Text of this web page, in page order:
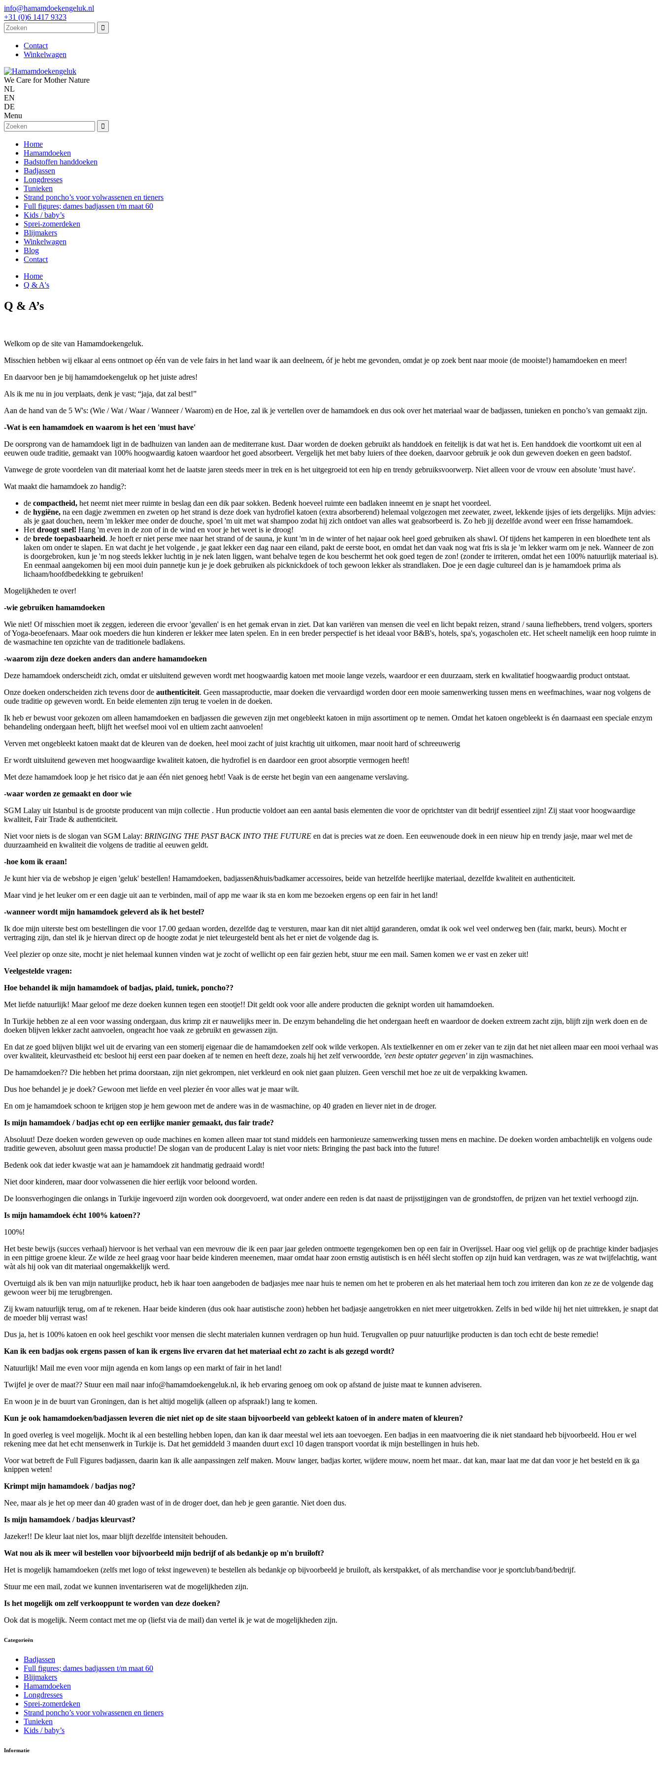
info@hamamdoekengeluk.nl
+31 (0)6 1417 9323
Contact
Winkelwagen
We Care for Mother Nature
NL
EN
DE
Menu
Home
Hamamdoeken
Badstoffen handdoeken
Badjassen
Longdresses
Tunieken
Strand poncho’s voor volwassenen en tieners
Full figures; dames badjassen t/m maat 60
Kids / baby’s
Sprei-zomerdeken
Blijmakers
Winkelwagen
Blog
Contact
Home
Q & A's
Q & A’s
Welkom op de site van Hamamdoekengeluk.
Misschien hebben wij elkaar al eens ontmoet op één van de vele fairs in het land waar ik aan deelneem, óf je hebt me gevonden, omdat je op zoek bent naar mooie (de mooiste!) hamamdoeken en meer!
En daarvoor ben je bij hamamdoekengeluk op het juiste adres!
Als ik me nu in jou verplaats, denk je vast; “jaja, dat zal best!”
Aan de hand van de 5 W's: (Wie / Wat / Waar / Wanneer / Waarom) en de Hoe, zal ik je vertellen over de hamamdoek en dus ook over het materiaal waar de badjassen, tunieken en poncho’s van gemaakt zijn.
-Wat is een hamamdoek en waarom is het een 'must have'
De oorsprong van de hamamdoek ligt in de badhuizen van landen aan de mediterrane kust. Daar worden de doeken gebruikt als handdoek en feitelijk is dat wat het is. Een handdoek die voortkomt uit een al
eeuwen oude traditie, gemaakt van 100% hoogwaardig katoen waardoor het goed absorbeert. Vergelijk het met baby luiers of thee doeken, daarvoor gebruik je ook dun geweven doeken en geen badstof.
Vanwege de grote voordelen van dit materiaal komt het de laatste jaren steeds meer in trek en is het uitgegroeid tot een hip en trendy gebruiksvoorwerp. Niet alleen voor de vrouw een absolute 'must have'.
Wat maakt die hamamdoek zo handig?:
de compactheid, het neemt niet meer ruimte in beslag dan een dik paar sokken. Bedenk hoeveel ruimte een badlaken inneemt en je snapt het voordeel.
de hygiëne, na een dagje zwemmen en zweten op het strand is deze doek van hydrofiel katoen (extra absorberend) helemaal volgezogen met zeewater, zweet, lekkende ijsjes of iets dergelijks. Mijn advies:
als je gaat douchen, neem 'm lekker mee onder de douche, spoel 'm uit met wat shampoo zodat hij zich ontdoet van alles wat geabsorbeerd is. Zo heb jij dezelfde avond weer een frisse hamamdoek.
Het droogt snel! Hang 'm even in de zon of in de wind en voor je het weet is ie droog!
de brede toepasbaarheid. Je hoeft er niet perse mee naar het strand of de sauna, je kunt 'm in de winter of het najaar ook heel goed gebruiken als shawl. Of tijdens het kamperen in een bloedhete tent als
laken om onder te slapen. En wat dacht je het volgende , je gaat lekker een dag naar een eiland, pakt de eerste boot, en omdat het dan vaak nog wat fris is sla je 'm lekker warm om je nek. Wanneer de zon
is doorgebroken, kun je 'm nog steeds lekker luchtig in je nek laten liggen, want behalve tegen de kou beschermt het ook goed tegen de zon! (zonder te irriteren, omdat het een 100% natuurlijk materiaal is).
En eenmaal aangekomen bij een mooi duin pannetje kun je je doek gebruiken als picknickdoek of toch gewoon lekker als strandlaken. Doe je een dagje cultureel dan is je hamamdoek prima als
lichaam/hoofdbedekking te gebruiken!
Mogelijkheden te over!
-wie gebruiken hamamdoeken
Wie niet! Of misschien moet ik zeggen, iedereen die ervoor 'gevallen' is en het gemak ervan in ziet. Dat kan variëren van mensen die veel en licht bepakt reizen, strand / sauna liefhebbers, trend volgers, sporters
of Yoga-beoefenaars. Maar ook moeders die hun kinderen er lekker mee laten spelen. En in een breder perspectief is het ideaal voor B&B's, hotels, spa's, yogascholen etc. Het scheelt namelijk een hoop ruimte in
de wasmachine ten opzichte van de traditionele badlakens.
-waarom zijn deze doeken anders dan andere hamamdoeken
Deze hamamdoek onderscheidt zich, omdat er uitsluitend geweven wordt met hoogwaardig katoen met mooie lange vezels, waardoor er een duurzaam, sterk en kwalitatief hoogwaardig product ontstaat.
Onze doeken onderscheiden zich tevens door de authenticiteit. Geen massaproductie, maar doeken die vervaardigd worden door een mooie samenwerking tussen mens en weefmachines, waar nog volgens de
oude traditie op geweven wordt. En beide elementen zijn terug te voelen in de doeken.
Ik heb er bewust voor gekozen om alleen hamamdoeken en badjassen die geweven zijn met ongebleekt katoen in mijn assortiment op te nemen. Omdat het katoen ongebleekt is én daarnaast een speciale enzym
behandeling ondergaan heeft, blijft het weefsel mooi vol en ultiem zacht aanvoelen!
Verven met ongebleekt katoen maakt dat de kleuren van de doeken, heel mooi zacht of juist krachtig uit uitkomen, maar nooit hard of schreeuwerig
Er wordt uitsluitend geweven met hoogwaardige kwaliteit katoen, die hydrofiel is en daardoor een groot absorptie vermogen heeft!
Met deze hamamdoek loop je het risico dat je aan één niet genoeg hebt! Vaak is de eerste het begin van een aangename verslaving.
-waar worden ze gemaakt en door wie
SGM Lalay uit Istanbul is de grootste producent van mijn collectie . Hun productie voldoet aan een aantal basis elementen die voor de oprichtster van dit bedrijf essentieel zijn! Zij staat voor hoogwaardige
kwaliteit, Fair Trade & authenticiteit.
Niet voor niets is de slogan van SGM Lalay: BRINGING THE PAST BACK INTO THE FUTURE en dat is precies wat ze doen. Een eeuwenoude doek in een nieuw hip en trendy jasje, maar wel met de
duurzaamheid en kwaliteit die volgens de traditie al eeuwen geldt.
-hoe kom ik eraan!
Je kunt hier via de webshop je eigen 'geluk' bestellen! Hamamdoeken, badjassen&huis/badkamer accessoires, beide van hetzelfde heerlijke materiaal, dezelfde kwaliteit en authenticiteit.
Maar vind je het leuker om er een dagje uit aan te verbinden, mail of app me waar ik sta en kom me bezoeken ergens op een fair in het land!
-wanneer wordt mijn hamamdoek geleverd als ik het bestel?
Ik doe mijn uiterste best om bestellingen die voor 17.00 gedaan worden, dezelfde dag te versturen, maar kan dit niet altijd garanderen, omdat ik ook wel veel onderweg ben (fair, markt, beurs). Mocht er
vertraging zijn, dan stel ik je hiervan direct op de hoogte zodat je niet teleurgesteld bent als het er niet de volgende dag is.
Veel plezier op onze site, mocht je niet helemaal kunnen vinden wat je zocht of wellicht op een fair gezien hebt, stuur me een mail. Samen komen we er vast en zeker uit!
Veelgestelde vragen:
Hoe behandel ik mijn hamamdoek of badjas, plaid, tuniek, poncho??
Met liefde natuurlijk! Maar geloof me deze doeken kunnen tegen een stootje!! Dit geldt ook voor alle andere producten die geknipt worden uit hamamdoeken.
In Turkije hebben ze al een voor wassing ondergaan, dus krimp zit er nauwelijks meer in. De enzym behandeling die het ondergaan heeft en waardoor de doeken extreem zacht zijn, blijft zijn werk doen en de
doeken blijven lekker zacht aanvoelen, ongeacht hoe vaak ze gebruikt en gewassen zijn.
En dat ze goed blijven blijkt wel uit de ervaring van een stomerij eigenaar die de hamamdoeken zelf ook wilde verkopen. Als textielkenner en om er zeker van te zijn dat het niet alleen maar een mooi verhaal was
over kwaliteit, kleurvastheid etc besloot hij eerst een paar doeken af te nemen en heeft deze, zoals hij het zelf verwoordde, 'een beste optater gegeven'in zijn wasmachines.
De hamamdoeken?? Die hebben het prima doorstaan, zijn niet gekrompen, niet verkleurd en ook niet gaan pluizen. Geen verschil met hoe ze uit de verpakking kwamen.
Dus hoe behandel je je doek? Gewoon met liefde en veel plezier én voor alles wat je maar wilt.
En om je hamamdoek schoon te krijgen stop je hem gewoon met de andere was in de wasmachine, op 40 graden en liever niet in de droger.
Is mijn hamamdoek / badjas echt op een eerlijke manier gemaakt, dus fair trade?
Absoluut! Deze doeken worden geweven op oude machines en komen alleen maar tot stand middels een harmonieuze samenwerking tussen mens en machine. De doeken worden ambachtelijk en volgens oude
traditie geweven, absoluut geen massa productie! De slogan van de producent Lalay is niet voor niets: Bringing the past back into the future!
Bedenk ook dat ieder kwastje wat aan je hamamdoek zit handmatig gedraaid wordt!
Niet door kinderen, maar door volwassenen die hier eerlijk voor beloond worden.
De loonsverhogingen die onlangs in Turkije ingevoerd zijn worden ook doorgevoerd, wat onder andere een reden is dat naast de prijsstijgingen van de grondstoffen, de prijzen van het textiel verhoogd zijn.
Is mijn hamamdoek écht 100% katoen??
100%!
Het beste bewijs (succes verhaal) hiervoor is het verhaal van een mevrouw die ik een paar jaar geleden ontmoette tegengekomen ben op een fair in Overijssel. Haar oog viel gelijk op de prachtige kinder badjasjes
in een pittige groene kleur. Ze wilde ze heel graag voor haar beide kinderen meenemen, maar omdat haar zoon ernstig autistisch is en héél slecht stoffen op zijn huid kan verdragen, was ze wat twijfelachtig, want
wàt als hij ook van dit materiaal ongemakkelijk werd.
Overtuigd als ik ben van mijn natuurlijke product, heb ik haar toen aangeboden de badjasjes mee naar huis te nemen om het te proberen en als het materiaal hem toch zou irriteren dan kon ze ze de volgende dag
gewoon weer bij me terugbrengen.
Zij kwam natuurlijk terug, om af te rekenen. Haar beide kinderen (dus ook haar autistische zoon) hebben het badjasje aangetrokken en niet meer uitgetrokken. Zelfs in bed wilde hij het niet uittrekken, je snapt dat
de moeder blij verrast was!
Dus ja, het is 100% katoen en ook heel geschikt voor mensen die slecht materialen kunnen verdragen op hun huid. Terugvallen op puur natuurlijke producten is dan toch echt de beste remedie!
Kan ik een badjas ook ergens passen of kan ik ergens live ervaren dat het materiaal echt zo zacht is als gezegd wordt?
Natuurlijk! Mail me even voor mijn agenda en kom langs op een markt of fair in het land!
Twijfel je over de maat?? Stuur een mail naar info@hamamdoekengeluk.nl, ik heb ervaring genoeg om ook op afstand de juiste maat te kunnen adviseren.
En woon je in de buurt van Groningen, dan is het altijd mogelijk (alleen op afspraak!) lang te komen.
Kun je ook hamamdoeken/badjassen leveren die niet niet op de site staan bijvoorbeeld van gebleekt katoen of in andere maten of kleuren?
In goed overleg is veel mogelijk. Mocht ik al een bestelling hebben lopen, dan kan ik daar meestal wel iets aan toevoegen. Een badjas in een maatvoering die ik niet standaard heb bijvoorbeeld. Hou er wel
rekening mee dat het echt mensenwerk in Turkije is. Dat het gemiddeld 3 maanden duurt excl 10 dagen transport voordat ik mijn bestellingen in huis heb.
Voor wat betreft de Full Figures badjassen, daarin kan ik alle aanpassingen zelf maken. Mouw langer, badjas korter, wijdere mouw, noem het maar.. dat kan, maar laat me dat dan voor je het besteld en ik ga
knippen weten!
Krimpt mijn hamamdoek / badjas nog?
Nee, maar als je het op meer dan 40 graden wast of in de droger doet, dan heb je geen garantie. Niet doen dus.
Is mijn hamamdoek / badjas kleurvast?
Jazeker!! De kleur laat niet los, maar blijft dezelfde intensiteit behouden.
Wat nou als ik meer wil bestellen voor bijvoorbeeld mijn bedrijf of als bedankje op m'n bruiloft?
Het is mogelijk hamamdoeken (zelfs met logo of tekst ingeweven) te bestellen als bedankje op bijvoorbeeld je bruiloft, als kerstpakket, of als merchandise voor je sportclub/band/bedrijf.
Stuur me een mail, zodat we kunnen inventariseren wat de mogelijkheden zijn.
Is het mogelijk om zelf verkooppunt te worden van deze doeken?
Ook dat is mogelijk. Neem contact met me op (liefst via de mail) dan vertel ik je wat de mogelijkheden zijn.
Categorieën
Badjassen
Full figures; dames badjassen t/m maat 60
Blijmakers
Hamamdoeken
Longdresses
Sprei-zomerdeken
Strand poncho’s voor volwassenen en tieners
Tunieken
Kids / baby’s
Informatie